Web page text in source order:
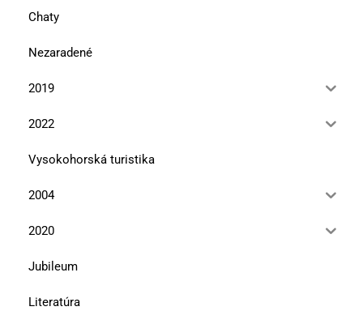
Chaty
Nezaradené
2019
2022
Vysokohorská turistika
2004
2020
Jubileum
Literatúra